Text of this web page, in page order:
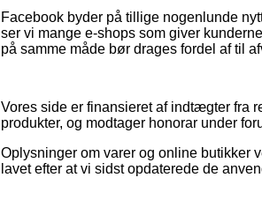
Facebook byder på tillige nogenlunde
ser vi mange e-shops som giver
på samme måde bør drages fordel af til
Vores side er finansieret af indtægter fra
produkter, og modtager honorar under
Oplysninger om varer og online butikker
lavet efter at vi sidst opdaterede de